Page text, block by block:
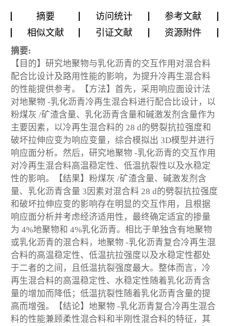
摘要 访问统计
参考文献
相似文献
引证文献 资源附件
摘要:
【目的】研究地聚物与乳化沥青的交互作用对混合料
配合比设计及路用性能的影响，为提升冷再生混合料
的性能提供参考。【方法】首先，采用响应面设计法
对地聚物 -乳化沥青冷再生混合料进行配合比设计，以
粉煤灰 /矿渣含量、乳化沥青含量和碱激发剂含量作为
主要因素，以冷再生混合料的 28 d的劈裂抗拉强度和
破坏拉伸应变为响应变量，综合模拟出 3D模型并进行
响应面分析。然后，研究地聚物 -乳化沥青的交互作用
对冷再生混合料高温稳定性、低温抗裂性以及水稳定
性的影响。【结果】粉煤灰 /矿渣含量、碱激发剂含
量、乳化沥青含量 3因素对混合料 28 d的劈裂抗拉强度
和破坏拉伸应变的影响存在明显的交互作用，且根据
响应面分析并考虑经济适用性，最终确定适宜的掺量
为 4%地聚物和 4%乳化沥青。相比于单独含有地聚物
或乳化沥青的混合料，地聚物 -乳化沥青复合冷再生混
合料的高温稳定性、低温抗拉强度以及水稳定性都处
于二者的之间，且低温抗裂强度最大。整体而言，冷
再生混合料的高温稳定性、水稳定性随着乳化沥青含
量的增加而降低；低温抗裂性随着乳化沥青含量的提
高而增强。【结论】地聚物 -乳化沥青复合冷再生混合
料的性能兼顾柔性混合料和半刚性混合料的特征，其